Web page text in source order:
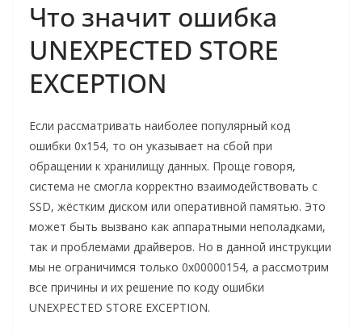
Что значит ошибка
UNEXPECTED STORE
EXCEPTION
Если рассматривать наиболее популярный код
ошибки 0x154, то он указывает на сбой при
обращении к хранилищу данных. Проще говоря,
система не смогла корректно взаимодействовать с
SSD, жёстким диском или оперативной памятью. Это
может быть вызвано как аппаратными неполадками,
так и проблемами драйверов. Но в данной инструкции
мы не ограничимся только 0x00000154, а рассмотрим
все причины и их решение по коду ошибки
UNEXPECTED STORE EXCEPTION.